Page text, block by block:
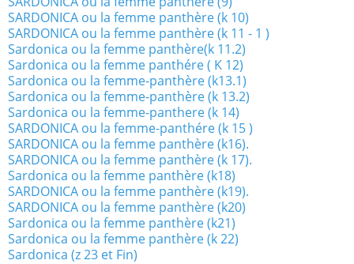
SARDONICA ou la femme panthère (k 10)
SARDONICA ou la femme panthère (k 11 - 1 )
Sardonica ou la femme panthère(k 11.2)
Sardonica ou la femme panthére ( K 12)
Sardonica ou la femme-panthère (k13.1)
Sardonica ou la femme-panthère (k 13.2)
Sardonica ou la femme-panthere (k 14)
SARDONICA ou la femme-panthére (k 15 )
SARDONICA ou la femme panthère (k16).
SARDONICA ou la femme panthère (k 17).
Sardonica ou la femme panthère (k18)
SARDONICA ou la femme panthère (k19).
SARDONICA ou la femme panthère (k20)
Sardonica ou la femme panthère (k21)
Sardonica ou la femme panthère (k 22)
Sardonica (z 23 et Fin)